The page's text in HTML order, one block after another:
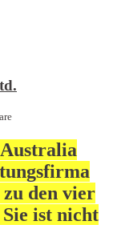
zu den vier
ist nicht